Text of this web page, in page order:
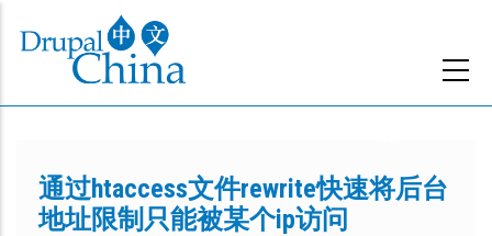
主
通过htaccess文件rewrite快速将后台
地址限制只能被某个ip访问